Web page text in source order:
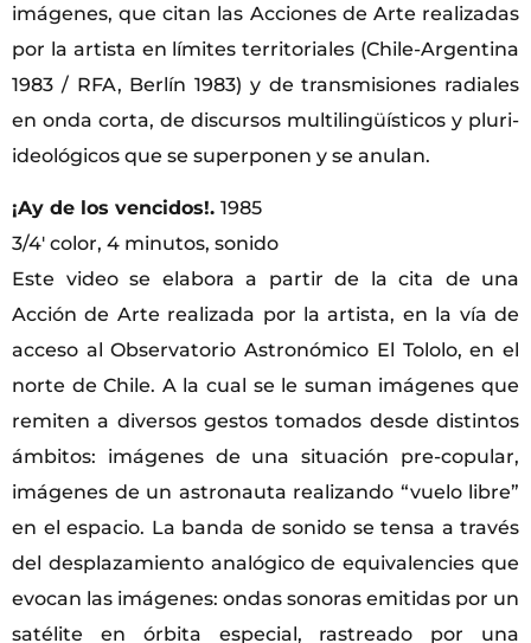
imágenes, que citan las Acciones de Arte realizadas
por la artista en límites territoriales (Chile-Argentina
1983 / RFA, Berlín 1983) y de transmisiones radiales
en onda corta, de discursos multilingüísticos y pluri-
ideológicos que se superponen y se anulan.
¡Ay de los vencidos!. 1985
3/4′ color, 4 minutos, sonido
Este video se elabora a partir de la cita de una
Acción de Arte realizada por la artista, en la vía de
acceso al Observatorio Astronómico El Tololo, en el
norte de Chile. A la cual se le suman imágenes que
remiten a diversos gestos tomados desde distintos
ámbitos: imágenes de una situación pre-copular,
imágenes de un astronauta realizando “vuelo libre”
en el espacio. La banda de sonido se tensa a través
del desplazamiento analógico de equivalencies que
evocan las imágenes: ondas sonoras emitidas por un
satélite en órbita especial, rastreado por una